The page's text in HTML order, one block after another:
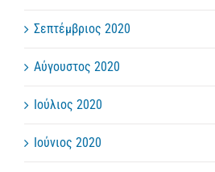
Σεπτέμβριος 2020
Αύγουστος 2020
Ιούλιος 2020
Ιούνιος 2020